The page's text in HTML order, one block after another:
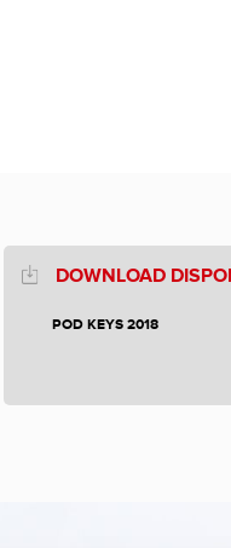
DOWNLOAD
POD KEYS 2018